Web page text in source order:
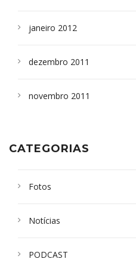
janeiro 2012
dezembro 2011
novembro 2011
CATEGORIAS
Fotos
Notícias
PODCAST